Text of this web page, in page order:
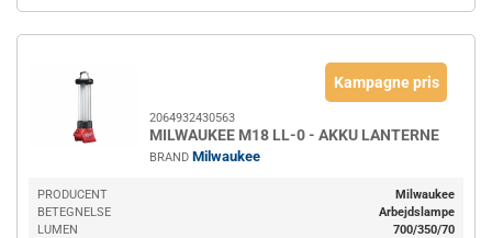
Kampagne pris
2064932430563
MILWAUKEE M18 LL-0 - AKKU LANTERNE
BRAND Milwaukee
PRODUCENT
Milwaukee
BETEGNELSE
Arbejdslampe
LUMEN
700/350/70